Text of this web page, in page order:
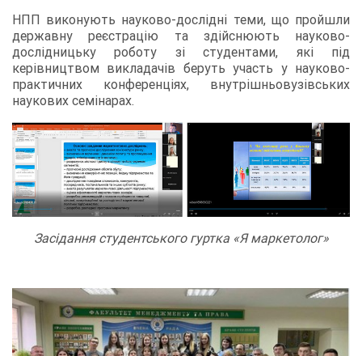
НПП виконують науково-дослідні теми, що пройшли
державну реєстрацію та здійснюють науково-
дослідницьку роботу зі студентами, які під
керівництвом викладачів беруть участь у науково-
практичних конференціях, внутрішньовузівських
наукових семінарах.
Засідання студентського гуртка «Я маркетолог»